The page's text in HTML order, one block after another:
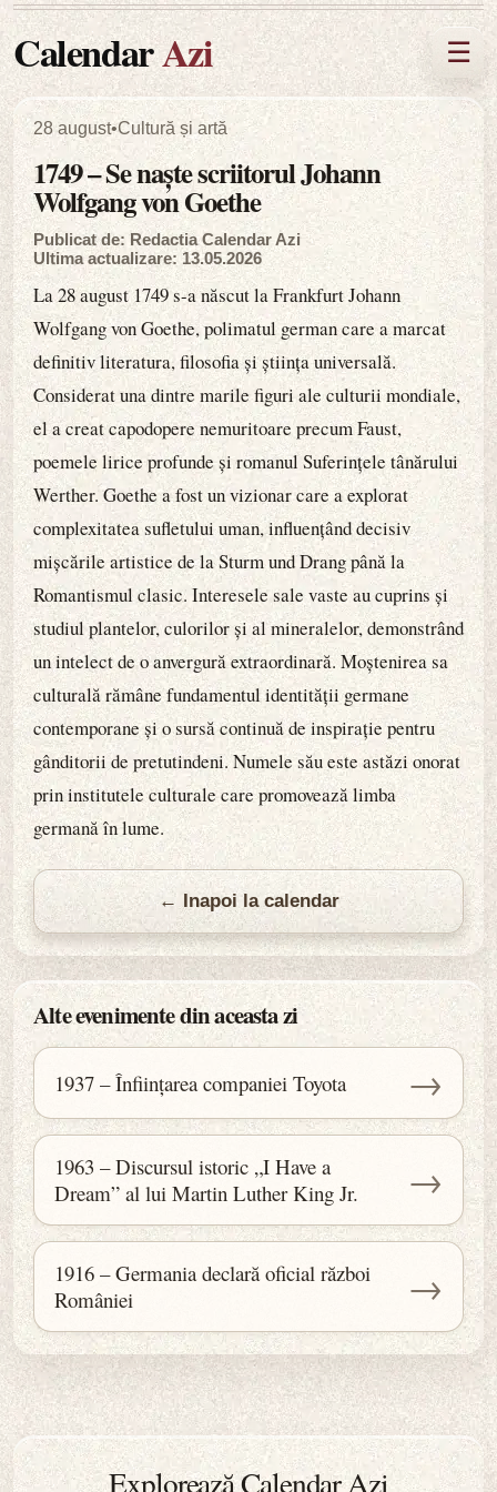
CalendarAzi ☰
28 august•Cultură și artă
1749 – Se naște scriitorul Johann
Wolfgang von Goethe
Publicat de: Redactia Calendar Azi
Ultima actualizare: 13.05.2026
La 28 august 1749 s-a născut la Frankfurt Johann
Wolfgang von Goethe, polimatul german care a marcat
definitiv literatura, filosofia și știința universală.
Considerat una dintre marile figuri ale culturii mondiale,
el a creat capodopere nemuritoare precum Faust,
poemele lirice profunde și romanul Suferințele tânărului
Werther. Goethe a fost un vizionar care a explorat
complexitatea sufletului uman, influențând decisiv
mișcările artistice de la Sturm und Drang până la
Romantismul clasic. Interesele sale vaste au cuprins și
studiul plantelor, culorilor și al mineralelor, demonstrând
un intelect de o anvergură extraordinară. Moștenirea sa
culturală rămâne fundamentul identității germane
contemporane și o sursă continuă de inspirație pentru
gânditorii de pretutindeni. Numele său este astăzi onorat
prin institutele culturale care promovează limba
germană în lume.
← Inapoi la calendar
Alte evenimente din aceasta zi
1937 – Înființarea companiei Toyota →
1963 – Discursul istoric „I Have a
Dream” al lui Martin Luther King Jr.
→
1916 – Germania declară oficial război
României
→
Explorează Calendar Azi